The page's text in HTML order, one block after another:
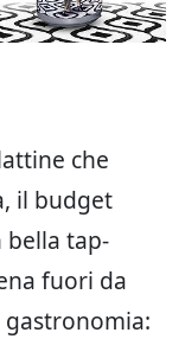
che
il budget
bella tap-
fuori da
gastronomia: